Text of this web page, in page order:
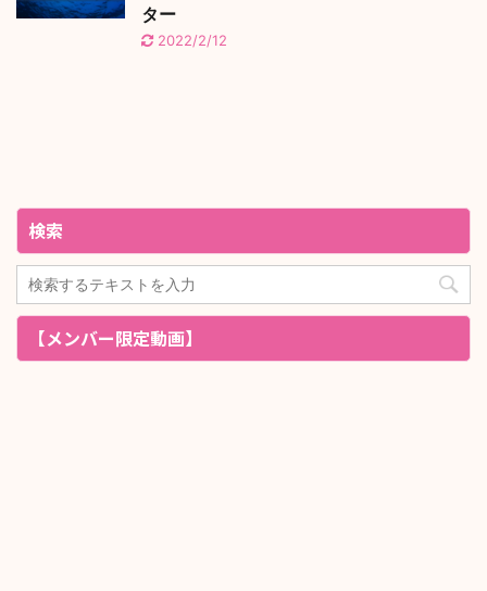
ター
2022/2/12
検索
【メンバー限定動画】